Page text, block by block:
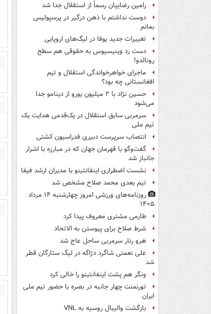
رامین رضاییان رسماً از استقلال جدا شد
دوست نداشتم با ذهن درگیر در پرسپولیس
بمانم
تغییرات جدید یوفا در لیگ‌های اروپایی
دست رد وینیسیوس به حقوقی هم سطح
رونالدو!
ماجرای خواهرخواندگی استقلال و تیم
افغانستانی چه بود؟
حسین نژاد با ۲ میلیون یورو از دینامو جدا
می‌شود
سرمربی سابق استقلال در یک‌قدمی هدایت یک
تیم ملی
انتصاب سرپرست دبیری فدراسیون کشتی
گفت‌وگو با قهرمان جهان که در مبارزه با اشرار
جانباز شد
نشست اضطراری اینفانتینو با مدیران ارشد فیفا
تیم بعدی محمد صلاح مشخص شد
روزنامه‌های ورزشی امروز چهارشنبه ۱۴ مرداد
۱۴۰۵
طارمی مشتری معروف پیدا کرد
شرط صلاح برای پیوستن به الاتحاد
هرو رنار سرمربی ساحل عاج شد
علی نعمتی شاگرد دژاگه در لیگ ستارگان قطر
شد
ونگر هم پشت اینفانتینو را خالی کرد
تورنمنت چهار جانبه در بصره با حضور تیم ملی
ایران
بازگشت والیبال روسیه به VNL